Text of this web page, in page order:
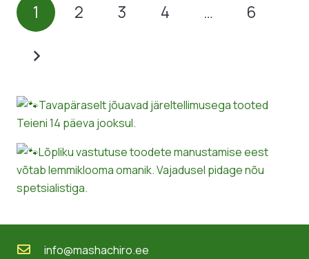
1 2 3 4 … 6
Tavapäraselt jõuavad järeltellimusega tooted
Teieni 14 päeva jooksul.
Lõpliku vastutuse toodete manustamise eest
võtab lemmiklooma omanik. Vajadusel pidage nõu
spetsialistiga.
info@mashachiro.ee